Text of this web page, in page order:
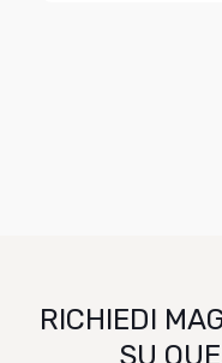
RICHIEDI
SU